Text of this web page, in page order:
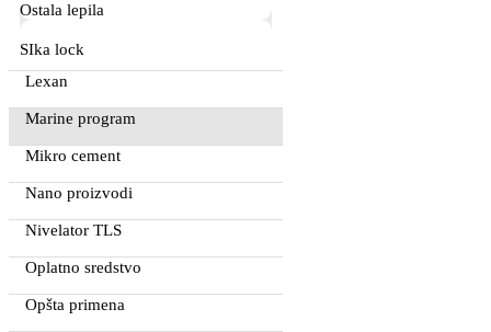
Ostala lepila
SIka lock
Lexan
Marine program
Mikro cement
Nano proizvodi
Nivelator TLS
Oplatno sredstvo
Opšta primena